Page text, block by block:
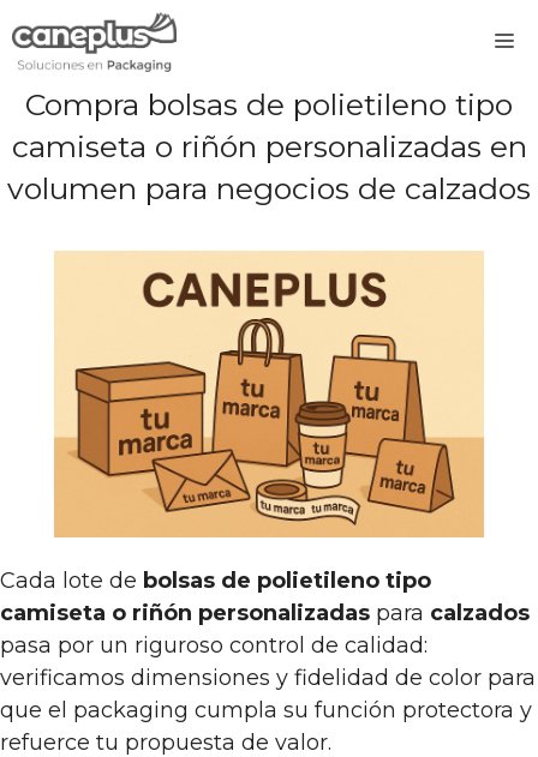
al
Compra bolsas de polietileno tipo
camiseta o riñón personalizadas en
volumen para negocios de calzados
Cada lote de bolsas de polietileno tipo
camiseta o riñón personalizadas para calzados
pasa por un riguroso control de calidad:
verificamos dimensiones y fidelidad de color para
que el packaging cumpla su función protectora y
refuerce tu propuesta de valor.